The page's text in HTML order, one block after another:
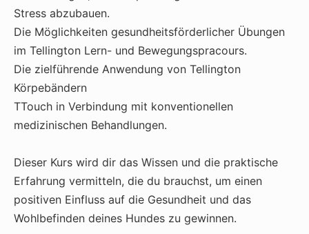
Stress abzubauen.
Die Möglichkeiten gesundheitsförderlicher Übungen
im Tellington Lern- und Bewegungspracours.
Die zielführende Anwendung von Tellington
Körpebändern
TTouch in Verbindung mit konventionellen
medizinischen Behandlungen.
Dieser Kurs wird dir das Wissen und die praktische
Erfahrung vermitteln, die du brauchst, um einen
positiven Einfluss auf die Gesundheit und das
Wohlbefinden deines Hundes zu gewinnen.